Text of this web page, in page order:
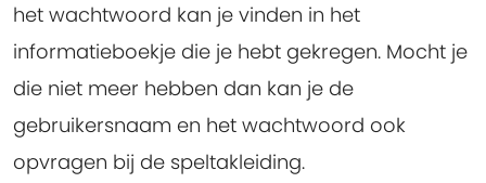
het wachtwoord kan je vinden in het
informatieboekje die je hebt gekregen. Mocht je
die niet meer hebben dan kan je de
gebruikersnaam en het wachtwoord ook
opvragen bij de speltakleiding.